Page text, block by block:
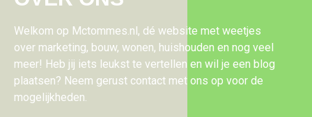
Welkom op Mctommes.nl, dé website met weetjes
over marketing, bouw, wonen, huishouden en nog veel
meer! Heb jij iets leukst te vertellen en wil je een blog
plaatsen? Neem gerust contact met ons op voor de
mogelijkheden.